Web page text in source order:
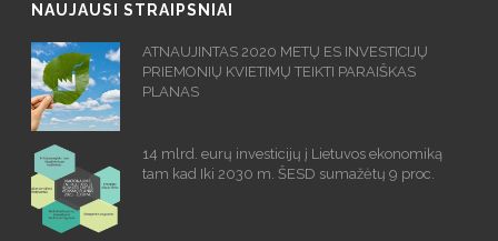
NAUJAUSI STRAIPSNIAI
ATNAUJINTAS 2020 METŲ ES INVESTICIJŲ
PRIEMONIŲ KVIETIMŲ TEIKTI PARAIŠKAS
PLANAS
14 mlrd. eurų investicijų į Lietuvos ekonomiką
tam kad Iki 2030 m. ŠESD sumažėtų 9 proc.